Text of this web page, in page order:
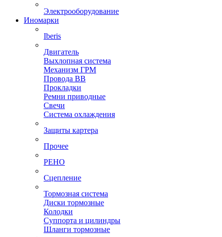
Электрооборудование
Иномарки
Iberis
Двигатель
Выхлопная система
Механизм ГРМ
Провода ВВ
Прокладки
Ремни приводные
Свечи
Система охлаждения
Защиты картера
Прочее
РЕНО
Сцепление
Тормозная система
Диски тормозные
Колодки
Суппорта и цилиндры
Шланги тормозные